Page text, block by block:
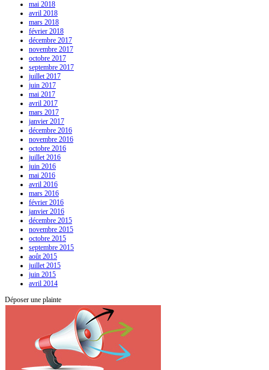
mai 2018
avril 2018
mars 2018
février 2018
décembre 2017
novembre 2017
octobre 2017
septembre 2017
juillet 2017
juin 2017
mai 2017
avril 2017
mars 2017
janvier 2017
décembre 2016
novembre 2016
octobre 2016
juillet 2016
juin 2016
mai 2016
avril 2016
mars 2016
février 2016
janvier 2016
décembre 2015
novembre 2015
octobre 2015
septembre 2015
août 2015
juillet 2015
juin 2015
avril 2014
Déposer une plainte